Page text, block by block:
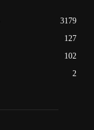
3179
127
102
2